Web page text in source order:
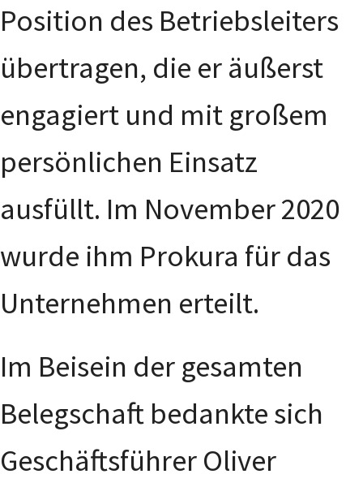
Position des Betriebsleiters
übertragen, die er äußerst
engagiert und mit großem
persönlichen Einsatz
ausfüllt. Im November 2020
wurde ihm Prokura für das
Unternehmen erteilt.
Im Beisein der gesamten
Belegschaft bedankte sich
Geschäftsführer Oliver